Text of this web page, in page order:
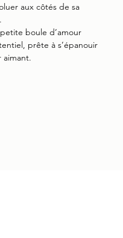
aux côtés de sa
boule d’amour
prête à s’épanouir
aimant.